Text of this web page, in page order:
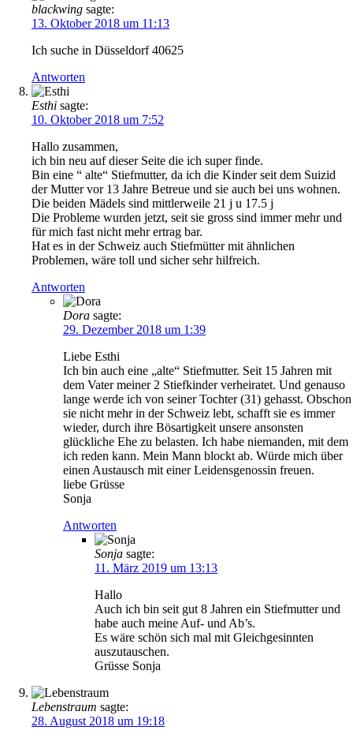
blackwing sagte:
13. Oktober 2018 um 11:13
Ich suche in Düsseldorf 40625
Antworten
Esthi sagte:
10. Oktober 2018 um 7:52
Hallo zusammen,
ich bin neu auf dieser Seite die ich super finde.
Bin eine “ alte“ Stiefmutter, da ich die Kinder seit dem Suizid
der Mutter vor 13 Jahre Betreue und sie auch bei uns wohnen.
Die beiden Mädels sind mittlerweile 21 j u 17.5 j
Die Probleme wurden jetzt, seit sie gross sind immer mehr und
für mich fast nicht mehr ertrag bar.
Hat es in der Schweiz auch Stiefmütter mit ähnlichen
Problemen, wäre toll und sicher sehr hilfreich.
Antworten
Dora sagte:
29. Dezember 2018 um 1:39
Liebe Esthi
Ich bin auch eine „alte“ Stiefmutter. Seit 15 Jahren mit
dem Vater meiner 2 Stiefkinder verheiratet. Und genauso
lange werde ich von seiner Tochter (31) gehasst. Obschon
sie nicht mehr in der Schweiz lebt, schafft sie es immer
wieder, durch ihre Bösartigkeit unsere ansonsten
glückliche Ehe zu belasten. Ich habe niemanden, mit dem
ich reden kann. Mein Mann blockt ab. Würde mich über
einen Austausch mit einer Leidensgenossin freuen.
liebe Grüsse
Sonja
Antworten
Sonja sagte:
11. März 2019 um 13:13
Hallo
Auch ich bin seit gut 8 Jahren ein Stiefmutter und
habe auch meine Auf- und Ab’s.
Es wäre schön sich mal mit Gleichgesinnten
auszutauschen.
Grüsse Sonja
Lebenstraum sagte:
28. August 2018 um 19:18